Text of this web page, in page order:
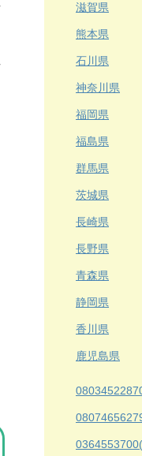
滋賀県
熊本県
石川県
神奈川県
福岡県
福島県
群馬県
茨城県
長崎県
長野県
青森県
静岡県
香川県
鹿児島県